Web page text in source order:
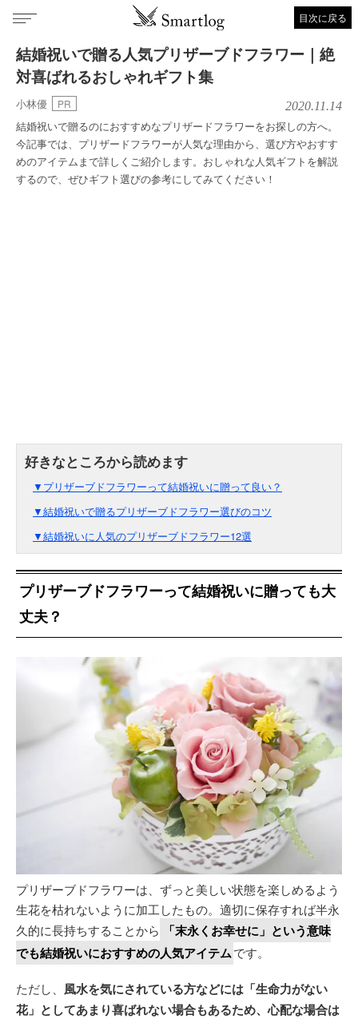
目次に戻る
結婚祝いで贈る人気プリザーブドフラワー｜絶
対喜ばれるおしゃれギフト集
小林優 PR 2020.11.14
結婚祝いで贈るのにおすすめなプリザードフラワーをお探しの方へ。
今記事では、プリザードフラワーが人気な理由から、選び方やおすす
めのアイテムまで詳しくご紹介します。おしゃれな人気ギフトを解説
するので、ぜひギフト選びの参考にしてみてください！
▼プリザーブドフラワーって結婚祝いに贈って良い？
▼結婚祝いで贈るプリザーブドフラワー選びのコツ
▼結婚祝いに人気のプリザーブドフラワー12選
プリザーブドフラワーって結婚祝いに贈っても大
丈夫？
プリザーブドフラワーは、ずっと美しい状態を楽しめるよう
生花を枯れないように加工したもの。適切に保存すれば半永
久的に長持ちすることから
「末永くお幸せに」という意味
でも結婚祝いにおすすめの人気アイテムです。
ただし、 風水を気にされている方などには「生命力がない
花」としてあまり喜ばれない場合もあるため、心配な場合は